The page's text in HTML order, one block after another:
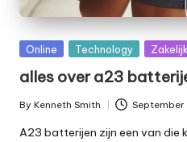
Posted
Online Technology Zakelijk
alles over a23
Posted
by
By Kenneth Smith
A23 batterijen zijn een van die